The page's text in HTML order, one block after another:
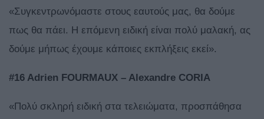
«Συγκεντρωνόμαστε στους εαυτούς μας, θα δούμε
πως θα πάει. Η επόμενη ειδική είναι πολύ μαλακή, ας
δούμε μήπως έχουμε κάποιες εκπλήξεις εκεί».
#16 Adrien FOURMAUX – Alexandre CORIA
«Πολύ σκληρή ειδική στα τελειώματα, προσπάθησα